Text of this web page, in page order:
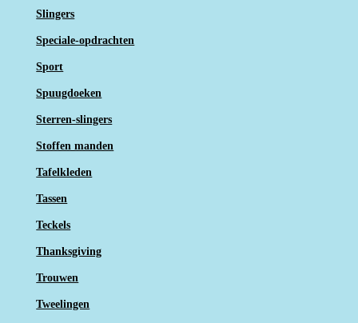
Slingers
Speciale-opdrachten
Sport
Spuugdoeken
Sterren-slingers
Stoffen manden
Tafelkleden
Tassen
Teckels
Thanksgiving
Trouwen
Tweelingen